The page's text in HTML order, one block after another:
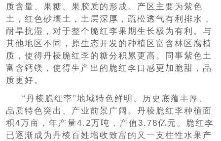
质含量、果糖、果胶质的形成。产区主要为紫色
土，红色砂壤土，土层深厚，疏松透气有利排水，
耐旱抗湿，对于整个脆红李果期生长极为有利。与
其他地区不同，原生态开发的种植区富含林区腐植
质，使得丹棱脆红李的糖分积累更高。同事紫色土
富含钙镁，使得生产出的脆红李口感更加脆甜，品
质更好。
“丹棱脆红李”地域特色鲜明、历史底蕴丰厚、
品质特色突出、产业前景广阔。丹棱脆红李种植面
积4万亩，年产量4.2万吨，产值3.78亿元。脆红李
已逐渐成为丹棱百姓增收致富的又一支柱性水果产